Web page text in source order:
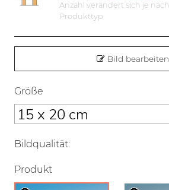
Anzahl verändert sich je
Produkttyp
Bild bearbeiten
Größe
Bildqualität:
Produkt